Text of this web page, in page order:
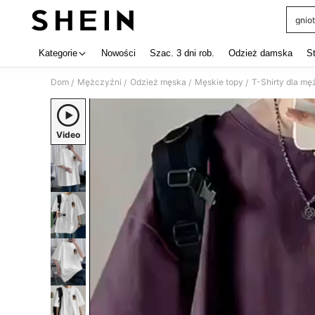
Kategorie Nowości Szac. 3 dni rob. Odzież damska
Dom / Mężczyźni / Odzież męska / Męskie topy / T-Shirty dla
Video